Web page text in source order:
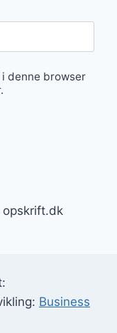
denne browser
Business